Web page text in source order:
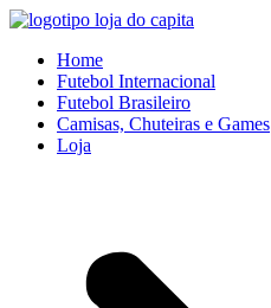
Ir
conteúdo
Home
Futebol Internacional
Futebol Brasileiro
Camisas, Chuteiras e Games
Loja